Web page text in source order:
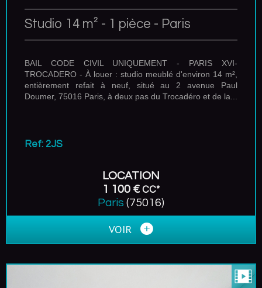
Studio 14 m² - 1 pièce - Paris
BAIL CODE CIVIL UNIQUEMENT - PARIS XVI-
TROCADERO - À louer : studio meublé d'environ 14 m²,
entièrement refait à neuf, situé au 2 avenue Paul
Doumer, 75016 Paris, à deux pas du Trocadéro et de la...
Ref: 2JS
LOCATION
1 100 € CC*
Paris (75016)
VOIR